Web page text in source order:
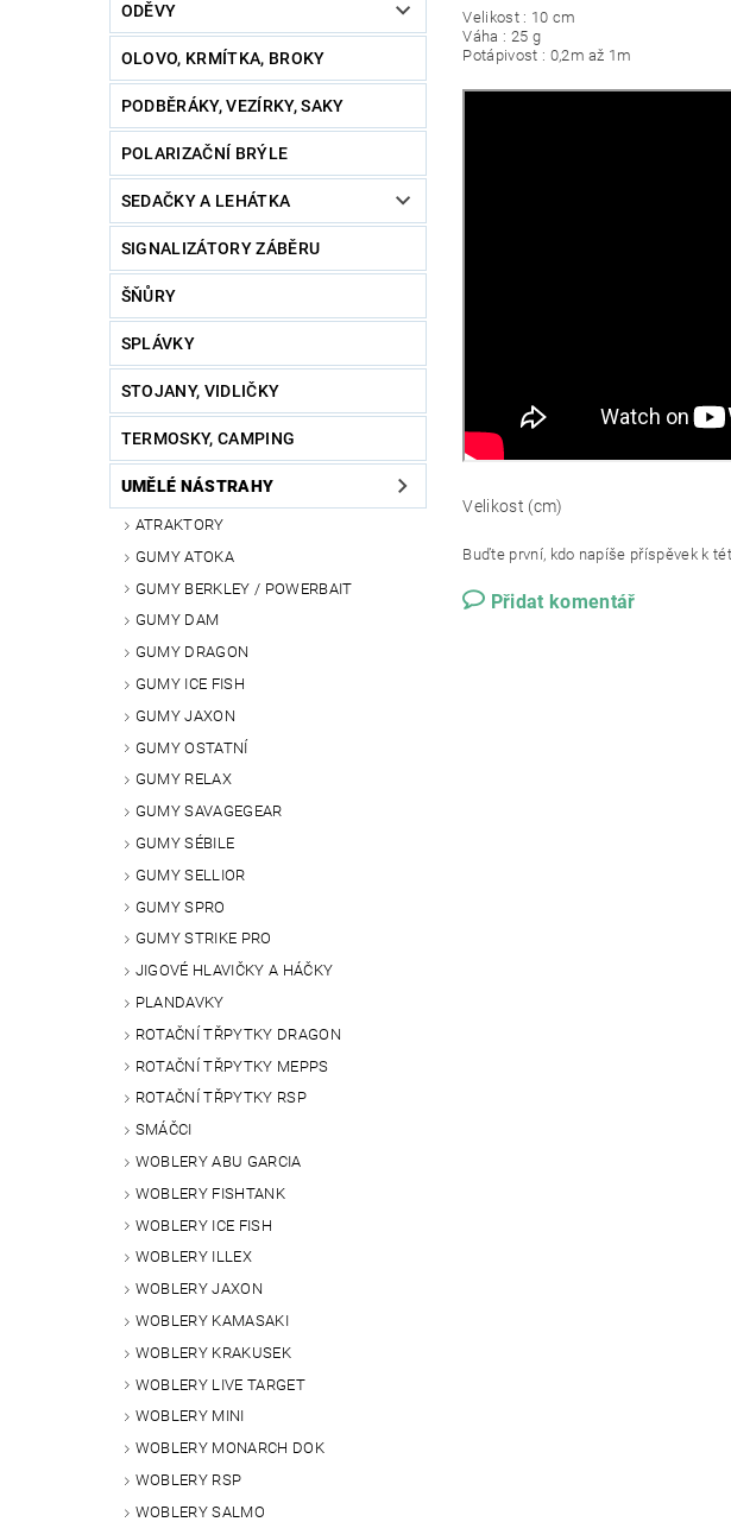
ODĚVY
OLOVO, KRMÍTKA, BROKY
PODBĚRÁKY, VEZÍRKY, SAKY
POLARIZAČNÍ BRÝLE
SEDAČKY A LEHÁTKA
SIGNALIZÁTORY ZÁBĚRU
ŠŇŮRY
SPLÁVKY
STOJANY, VIDLIČKY
TERMOSKY, CAMPING
UMĚLÉ NÁSTRAHY
ATRAKTORY
GUMY ATOKA
GUMY BERKLEY / POWERBAIT
GUMY DAM
GUMY DRAGON
GUMY ICE FISH
GUMY JAXON
GUMY OSTATNÍ
GUMY RELAX
GUMY SAVAGEGEAR
GUMY SÉBILE
GUMY SELLIOR
GUMY SPRO
GUMY STRIKE PRO
JIGOVÉ HLAVIČKY A HÁČKY
PLANDAVKY
ROTAČNÍ TŘPYTKY DRAGON
ROTAČNÍ TŘPYTKY MEPPS
ROTAČNÍ TŘPYTKY RSP
SMÁČCI
WOBLERY ABU GARCIA
WOBLERY FISHTANK
WOBLERY ICE FISH
WOBLERY ILLEX
WOBLERY JAXON
WOBLERY KAMASAKI
WOBLERY KRAKUSEK
WOBLERY LIVE TARGET
WOBLERY MINI
WOBLERY MONARCH DOK
WOBLERY RSP
WOBLERY SALMO
Velikost : 10 cm
Váha : 25 g
Potápivost : 0,2m až 1m
Velikost (cm)
Buďte první, kdo napíše příspěvek k
Přidat komentář